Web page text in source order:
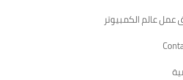
عالم الكمبيوتر